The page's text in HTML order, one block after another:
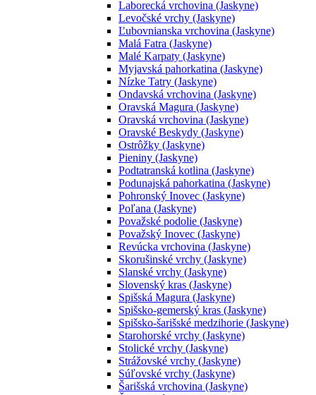
Laborecká vrchovina (Jaskyne)
Levočské vrchy (Jaskyne)
Ľubovnianska vrchovina (Jaskyne)
Malá Fatra (Jaskyne)
Malé Karpaty (Jaskyne)
Myjavská pahorkatina (Jaskyne)
Nízke Tatry (Jaskyne)
Ondavská vrchovina (Jaskyne)
Oravská Magura (Jaskyne)
Oravská vrchovina (Jaskyne)
Oravské Beskydy (Jaskyne)
Ostrôžky (Jaskyne)
Pieniny (Jaskyne)
Podtatranská kotlina (Jaskyne)
Podunajská pahorkatina (Jaskyne)
Pohronský Inovec (Jaskyne)
Poľana (Jaskyne)
Považské podolie (Jaskyne)
Považský Inovec (Jaskyne)
Revúcka vrchovina (Jaskyne)
Skorušinské vrchy (Jaskyne)
Slanské vrchy (Jaskyne)
Slovenský kras (Jaskyne)
Spišská Magura (Jaskyne)
Spišsko-gemerský kras (Jaskyne)
Spišsko-šarišské medzihorie (Jaskyne)
Starohorské vrchy (Jaskyne)
Stolické vrchy (Jaskyne)
Strážovské vrchy (Jaskyne)
Súľovské vrchy (Jaskyne)
Šarišská vrchovina (Jaskyne)